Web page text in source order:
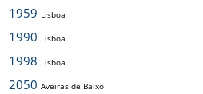
1959 Lisboa
1990 Lisboa
1998 Lisboa
2050 Aveiras de Baixo